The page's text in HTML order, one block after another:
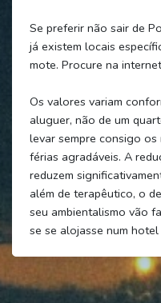
Se preferir não sair de
já existem locais
mote. Procure na
Os valores variam
aluguer, não de um
levar sempre consigo
férias agradáveis. A
reduzem
além de terapêutico, o
seu ambientalismo vão
se se alojasse num